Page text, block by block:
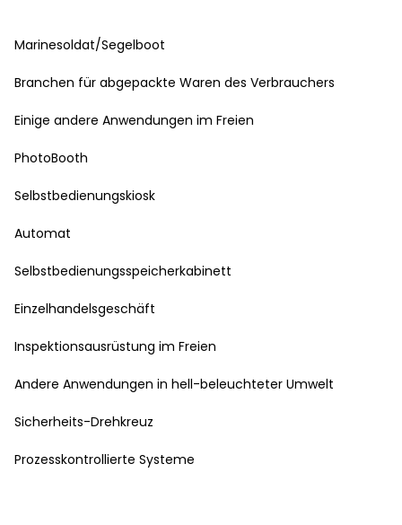
Marinesoldat/Segelboot
Branchen für abgepackte Waren des Verbrauchers
Einige andere Anwendungen im Freien
PhotoBooth
Selbstbedienungskiosk
Automat
Selbstbedienungsspeicherkabinett
Einzelhandelsgeschäft
Inspektionsausrüstung im Freien
Andere Anwendungen in hell-beleuchteter Umwelt
Sicherheits-Drehkreuz
Prozesskontrollierte Systeme